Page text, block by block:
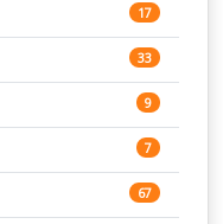
14
14
14
15
219
17
33
9
7
67